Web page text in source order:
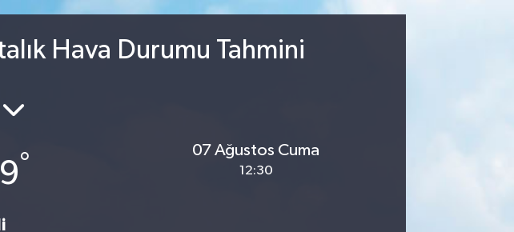
Hava Durumu Tahmini
°
07 Ağustos Cuma
12:30